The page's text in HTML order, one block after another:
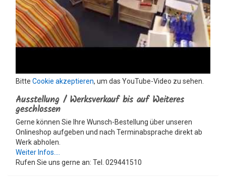
Bitte Cookie akzeptieren, um das YouTube-Video zu sehen.
Ausstellung / Werksverkauf bis auf Weiteres
geschlossen
Gerne können Sie Ihre Wunsch-Bestellung über unseren
Onlineshop aufgeben und nach Terminabsprache direkt ab
Werk abholen.
Weiter Infos....
Rufen Sie uns gerne an: Tel. 029441510